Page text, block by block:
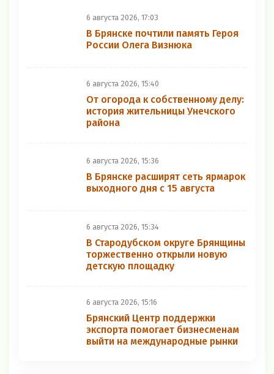
6 августа 2026, 17:03
В Брянске почтили память Героя
России Олега Визнюка
6 августа 2026, 15:40
От огорода к собственному делу:
история жительницы Унечского
района
6 августа 2026, 15:36
В Брянске расширят сеть ярмарок
выходного дня с 15 августа
6 августа 2026, 15:34
В Стародубском округе Брянщины
торжественно открыли новую
детскую площадку
6 августа 2026, 15:16
Брянский Центр поддержки
экспорта помогает бизнесменам
выйти на международные рынки